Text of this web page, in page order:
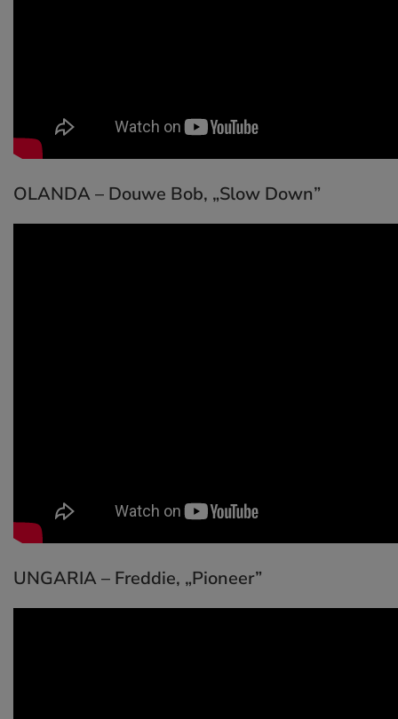
OLANDA – Douwe Bob, „Slow Down”
UNGARIA – Freddie, „Pioneer”